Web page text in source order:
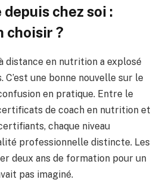
chez soi :
choisir ?
distance en nutrition a explosé
C’est une bonne nouvelle sur le
en pratique. Entre le
de coach en nutrition et
chaque niveau
professionnelle distincte. Les
deux ans de formation pour un
pas imaginé.